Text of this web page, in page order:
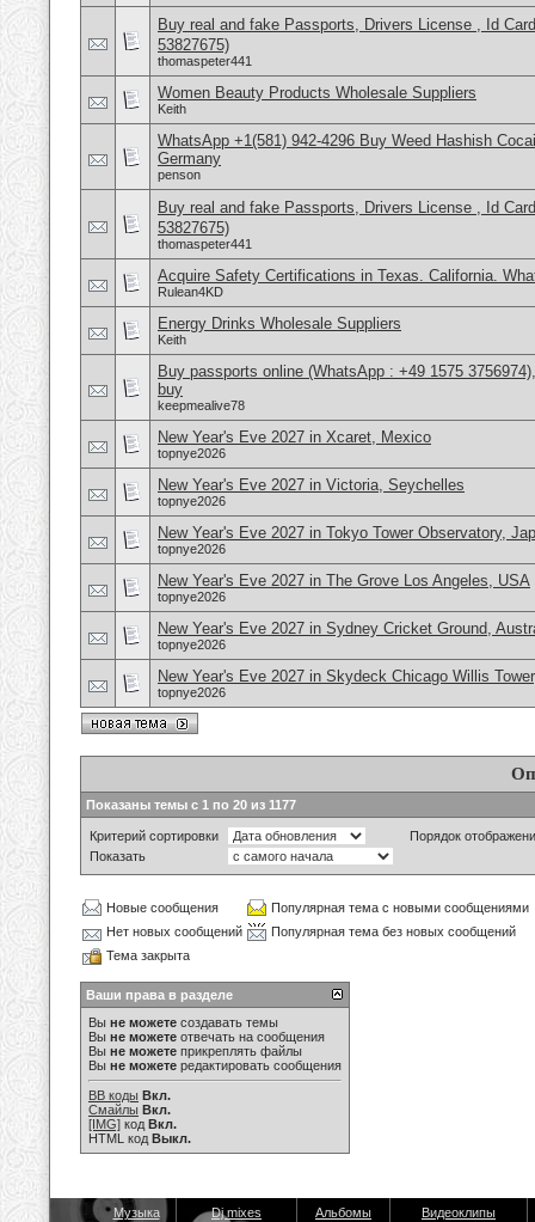
Buy real and fake Passports, Drivers License , Id
53827675)
thomaspeter441
Women Beauty Products Wholesale Suppliers
Keith
WhatsApp +1(581) 942-4296 Buy Weed Hashish
Germany
penson
Buy real and fake Passports, Drivers License , Id
53827675)
thomaspeter441
Acquire Safety Certifications in Texas. California.
Rulean4KD
Energy Drinks Wholesale Suppliers
Keith
Buy passports online (WhatsApp : +49 1575
buy
keepmealive78
New Year's Eve 2027 in Xcaret, Mexico
topnye2026
New Year's Eve 2027 in Victoria, Seychelles
topnye2026
New Year's Eve 2027 in Tokyo Tower Observatory,
topnye2026
New Year's Eve 2027 in The Grove Los Angeles, USA
topnye2026
New Year's Eve 2027 in Sydney Cricket Ground,
topnye2026
New Year's Eve 2027 in Skydeck Chicago Willis
topnye2026
Показаны темы с 1 по 20 из 1177
Критерий сортировки
Порядок
Показать
Новые сообщения
Популярная тема с новыми сообщениями
Нет новых сообщений
Популярная тема без новых сообщений
Тема закрыта
Ваши права в разделе
Вы не можете создавать темы
Вы не можете отвечать на сообщения
Вы не можете прикреплять файлы
Вы не можете редактировать сообщения
BB коды Вкл.
Смайлы Вкл.
[IMG] код Вкл.
HTML код Выкл.
Музыка Dj mixes Альбомы Видеоклипы